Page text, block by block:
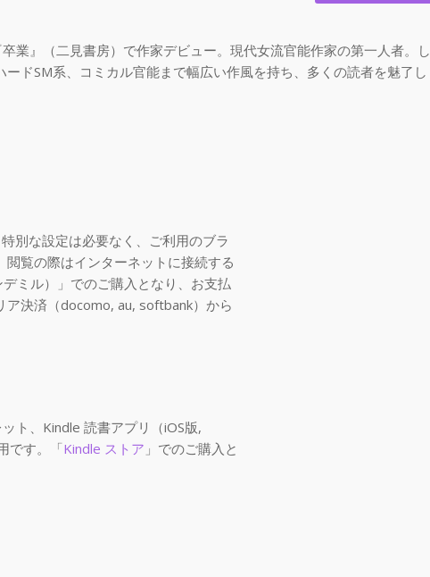
業』（二見書房）で作家デビュー。現代女流官能作家の第一人者。し
ドSM系、コミカル官能まで幅広い作風を持ち、多くの読者を魅了し
別な設定は必要なく、ご利用のブラ
覧の際はインターネットに接続する
デミル）」でのご購入となり、お支払
ア決済（docomo, au, softbank）から
ト、Kindle 読書アプリ（iOS版,
です。「Kindle ストア 」でのご購入と